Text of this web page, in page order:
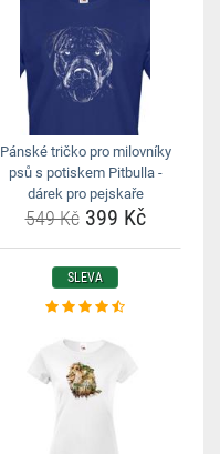
Pánské tričko pro milovníky
psů s potiskem Pitbulla -
dárek pro pejskaře
549 Kč399 Kč
SLEVA